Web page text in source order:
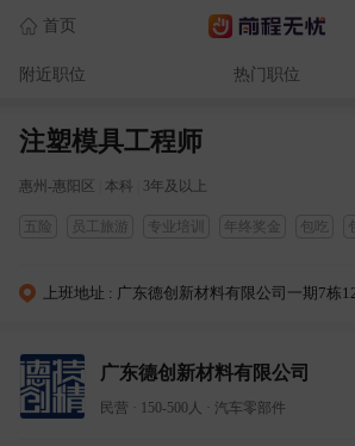
首页
附近职位 热门职位
注塑模具工程师
惠州-惠阳区 本科 3年及以上
五险 员工旅游 专业培训 年终奖金 包吃
上班地址 : 广东德创新材料有限公司一期7栋
广东德创新材料有限公司
民营 150-500人 汽车零部件